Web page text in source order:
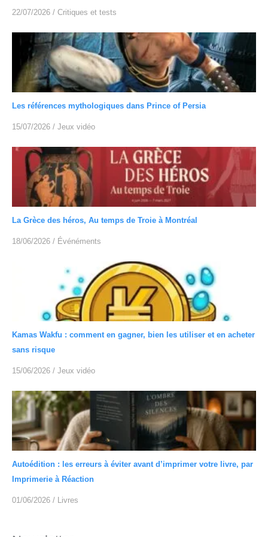
22/07/2026 / Critiques et tests
Les références mythologiques dans Prince of Persia
15/07/2026 / Jeux vidéo
La Grèce des héros, Au temps de Troie à Montréal
18/06/2026 / Événéments
Kamas Wakfu : comment en gagner, bien les utiliser et en acheter
sans risque
15/06/2026 / Jeux vidéo
Autoédition : les erreurs à éviter avant d’imprimer votre livre, par
Imprimerie à Réaction
01/06/2026 / Livres